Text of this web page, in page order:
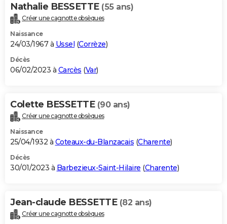
Nathalie BESSETTE (55 ans)
Créer une cagnotte obsèques
Naissance
24/03/1967 à Ussel (Corrèze)
Décès
06/02/2023 à Carcès (Var)
Colette BESSETTE (90 ans)
Créer une cagnotte obsèques
Naissance
25/04/1932 à Coteaux-du-Blanzacais (Charente)
Décès
30/01/2023 à Barbezieux-Saint-Hilaire (Charente)
Jean-claude BESSETTE (82 ans)
Créer une cagnotte obsèques